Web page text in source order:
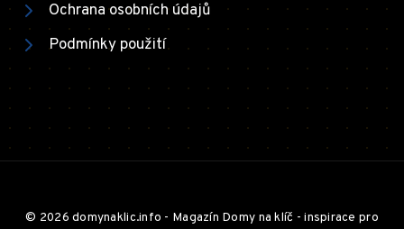
Ochrana osobních údajů
Podmínky použití
© 2026 domynaklic.info - Magazín Domy na klíč - inspirace pro